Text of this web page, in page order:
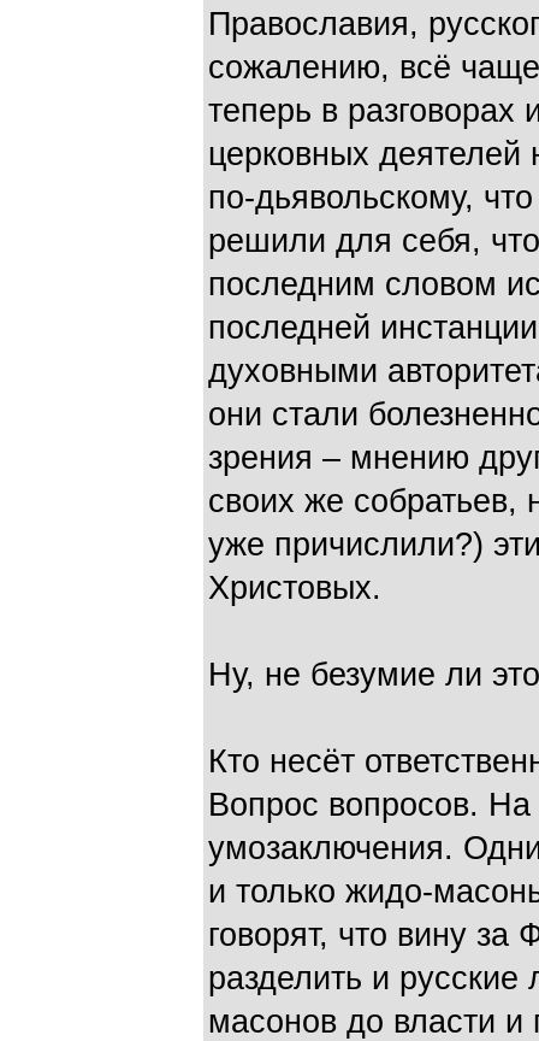
Православия,
сожалению, всё
теперь в разговорах
церковных
по-дьявольскому,
решили для себя,
последним словом
последней
духовными
они стали
зрения – мнению
своих же
уже причислили?)
Христовых.
Ну, не безумие ли
Кто несёт
Вопрос вопросов. На
умозаключения.
и только жидо-
говорят, что вину
разделить и
масонов до власти и